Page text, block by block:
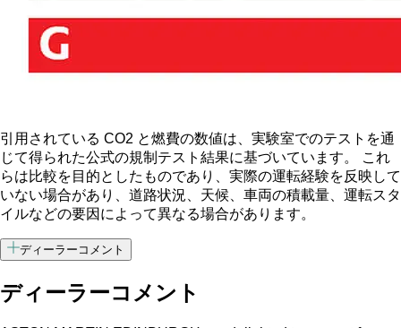
引用されている CO2 と燃費の数値は、実験室でのテストを通
じて得られた公式の規制テスト結果に基づいています。 これ
らは比較を目的としたものであり、実際の運転経験を反映して
いない場合があり、道路状況、天候、車両の積載量、運転スタ
イルなどの要因によって異なる場合があります。
ディーラーコメント
ディーラーコメント